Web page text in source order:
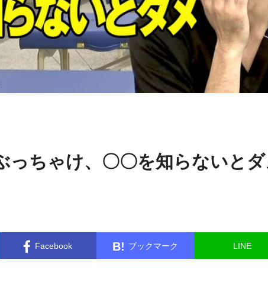
っちゃけ、〇〇を知らないとダ
Facebook B! ブックマーク LINE